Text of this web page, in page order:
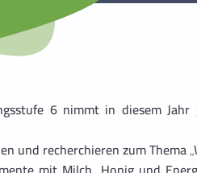
6 nimmt in diesem Jahr
und recherchieren zum Thema